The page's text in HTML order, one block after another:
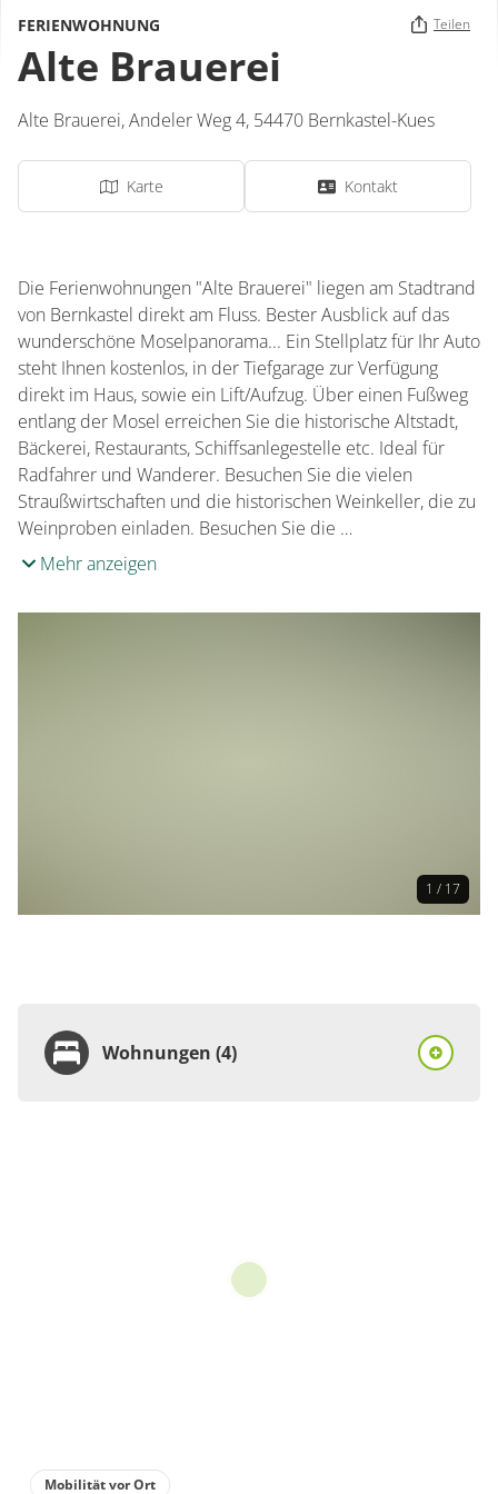
FERIENWOHNUNG Teilen
Alte Brauerei
Alte Brauerei,Andeler Weg 4, 54470 Bernkastel-Kues
Karte Kontakt
Die Ferienwohnungen "Alte Brauerei" liegen am Stadtrand
von Bernkastel direkt am Fluss. Bester Ausblick auf das
wunderschöne Moselpanorama... Ein Stellplatz für Ihr Auto
steht Ihnen kostenlos, in der Tiefgarage zur Verfügung
direkt im Haus, sowie ein Lift/Aufzug. Über einen Fußweg
entlang der Mosel erreichen Sie die historische Altstadt,
Bäckerei, Restaurants, Schiffsanlegestelle etc. Ideal für
Radfahrer und Wanderer. Besuchen Sie die vielen
Straußwirtschaften und die historischen Weinkeller, die zu
Weinproben einladen. Besuchen Sie die …
Mehr anzeigen
1 / 17
Wohnungen (4)
€107.00pro Einheit/Nacht
Mobilität vor Ort